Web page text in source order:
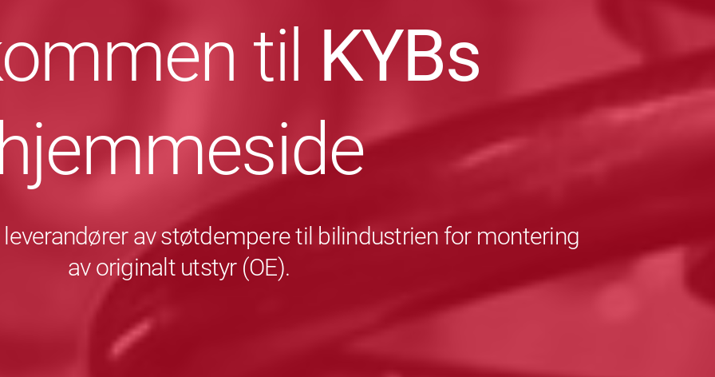
til KYBs
leverandører av støtdempere til bilindustrien for montering
av originalt utstyr (OE).